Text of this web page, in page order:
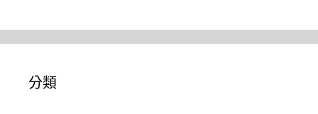
分類